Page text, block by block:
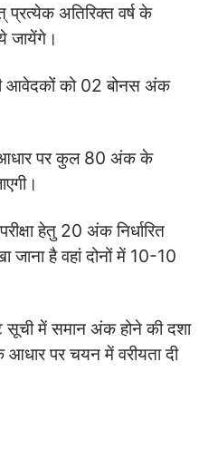
अतिरिक्‍त वर्ष के
जायेंगे।
आवेदकों को 02 बोनस अंक
आधार पर कुल 80 अंक के
हेतु 20 अंक निर्धारित
जाना है वहां दोनों में 10-10
सूची में समान अंक होने की दशा
पर चयन में वरीयता दी